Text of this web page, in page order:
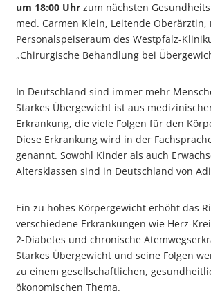
um 18:00 Uhr zum nächsten
med. Carmen Klein, Leitende
Personalspeiseraum des Westpfalz-
„Chirurgische Behandlung bei
In Deutschland sind immer mehr
Starkes Übergewicht ist aus
Erkrankung, die viele Folgen für den
Diese Erkrankung wird in der
genannt. Sowohl Kinder als auch
Altersklassen sind in Deutschland von
Ein zu hohes Körpergewicht erhöht das
verschiedene Erkrankungen wie Herz-
2-Diabetes und chronische
Starkes Übergewicht und seine Folgen
zu einem gesellschaftlichen,
ökonomischen Thema.